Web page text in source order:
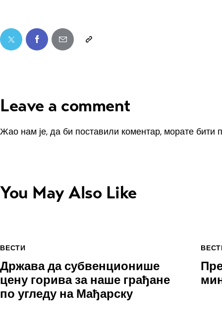
Leave a comment
Жао нам је, да би поставили коментар, морате бити
You May Also Like
ВЕСТИ
Држава да субвенционише
цену горива за наше грађане
по угледу на Мађарску